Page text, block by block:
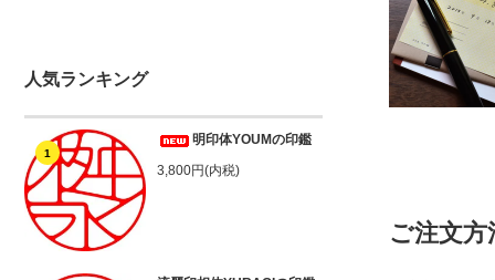
人気ランキング
1
明印体YOUMの印鑑
3,800円(内税)
ご注文方